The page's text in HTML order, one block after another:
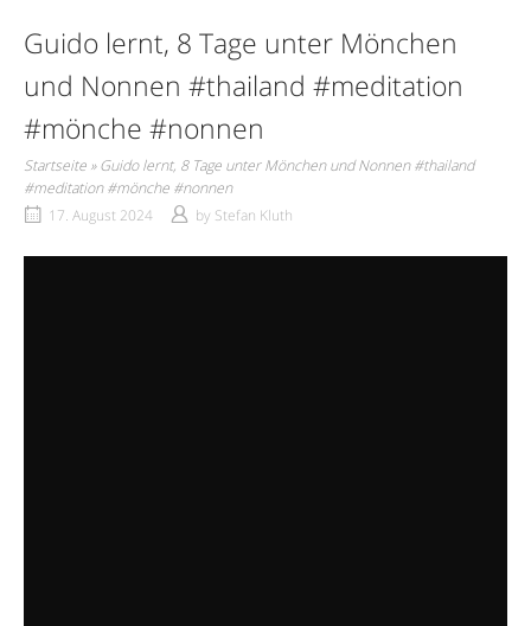
Guido lernt, 8 Tage unter Mönchen
und Nonnen #thailand #meditation
#mönche #nonnen
Startseite »Guido lernt, 8 Tage unter Mönchen und Nonnen #thailand
#meditation #mönche #nonnen
17. August 2024
by Stefan Kluth